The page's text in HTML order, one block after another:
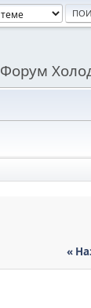
Форум
«